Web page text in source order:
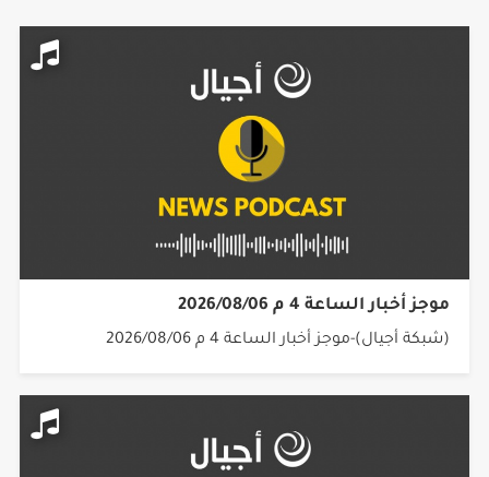
موجز أخبار الساعة 4 م 2026/08/06
(شبكة أجيال)-موجز أخبار الساعة 4 م 2026/08/06